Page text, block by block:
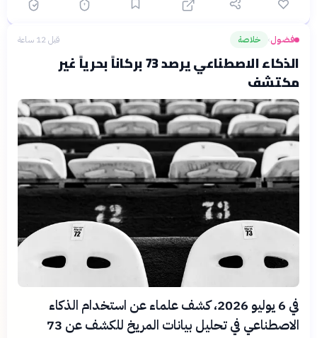
فضول› خلاصة قبل 12 ساعة
الذكاء الاصطناعي يرصد 73 بركاناً بحرياً غير
مكتشف
في 6 يوليو 2026، كشف علماء عن استخدام الذكاء
الاصطناعي في تحليل بيانات المريخ للكشف عن 73